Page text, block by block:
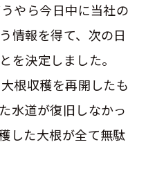
やら今日中に当社の
情報を得て、次の日
を決定しました。
根収穫を再開したも
水道が復旧しなかっ
した大根が全て無駄